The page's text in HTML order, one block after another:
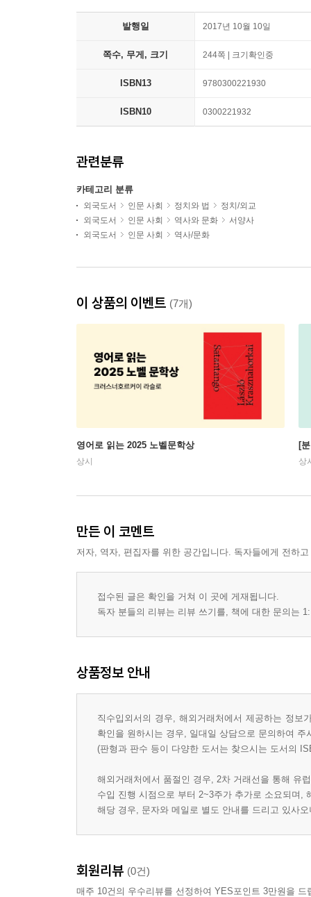
발행일 2017년 10월 10일
쪽수, 무게, 크기 244쪽 | 크기확인중
ISBN13 9780300221930
ISBN10 0300221932
관련분류
카테고리 분류
외국도서 인문 사회 정치와 법
정치/외교
외국도서
인문 사회 역사와 문화
서양사
외국도서
인문 사회 역사/문화
이 상품의 이벤트 (7개)
영어로 읽는 2025 노벨문학상
상시
[
상
만든 이 코멘트
저자, 역자, 편집자를 위한 공간입니다. 독자들에게 전하
접수된 글은 확인을 거쳐 이 곳에 게재됩니다.
독자 분들의 리뷰는 리뷰 쓰기를, 책에 대한 문의는
상품정보 안내
직수입외서의 경우, 해외거래처에서 제공하는 정
확인을 원하시는 경우, 일대일 상담으로 문의하여 주
(판형과 판수 등이 다양한 도서는 찾으시는 도서의
해외거래처에서 품절인 경우, 2차 거래선을 통해 유
수입 진행 시점으로 부터 2~3주가 추가로 소요되며,
해당 경우, 문자와 메일로 별도 안내를 드리고 있사
회원리뷰 (0건)
매주 10건의 우수리뷰를 선정하여 YES포인트 3만원을 드